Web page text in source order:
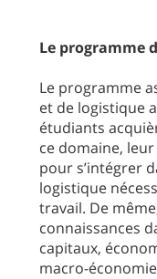
Le programme
Le programme
et de logistique
étudiants
ce domaine,
pour s’intégrer
logistique
travail. De
connaissances
capitaux,
macro-